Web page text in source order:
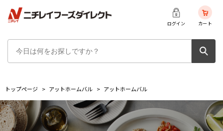
ログイン カート
トップページ > アットホームバル > アットホームバル